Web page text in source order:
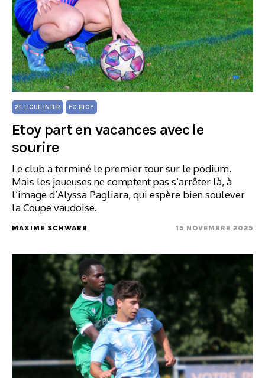
2E LIGUE INTER FC ETOY
Etoy part en vacances avec le
sourire
Le club a terminé le premier tour sur le podium.
Mais les joueuses ne comptent pas s’arrêter là, à
l’image d’Alyssa Pagliara, qui espère bien soulever
la Coupe vaudoise.
MAXIME SCHWARB 15 NOVEMBRE 2025